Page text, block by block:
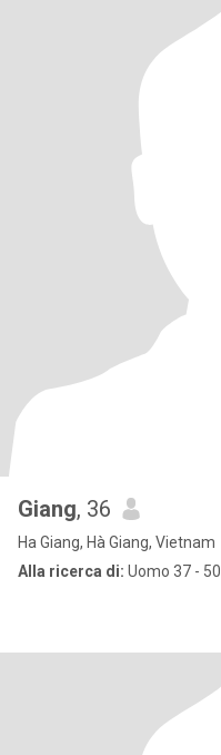
Giang, 36
Ha Giang, Hà Giang, Vietnam
Alla ricerca di: Uomo 37 - 50